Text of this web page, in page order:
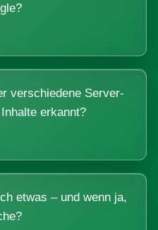
verschiedene Server-
erkannt?
etwas – und wenn ja,